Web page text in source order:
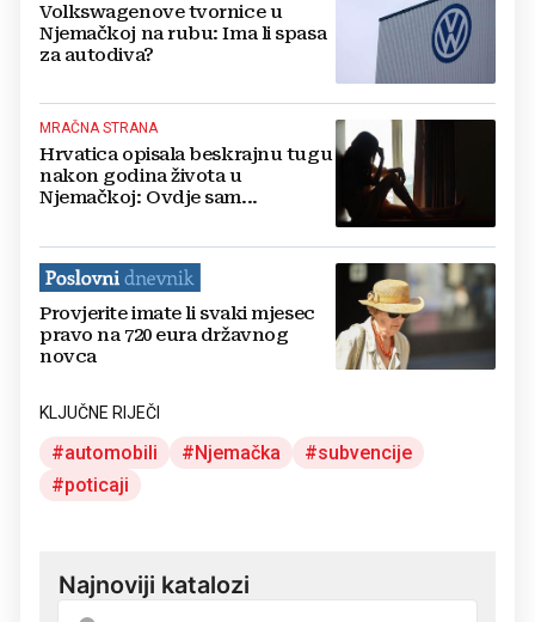
Volkswagenove tvornice u
Njemačkoj na rubu: Ima li spasa
za autodiva?
MRAČNA STRANA
Hrvatica opisala beskrajnu tugu
nakon godina života u
Njemačkoj: Ovdje sam...
Provjerite imate li svaki mjesec
pravo na 720 eura državnog
novca
KLJUČNE RIJEČI
automobili Njemačka
subvencije
poticaji